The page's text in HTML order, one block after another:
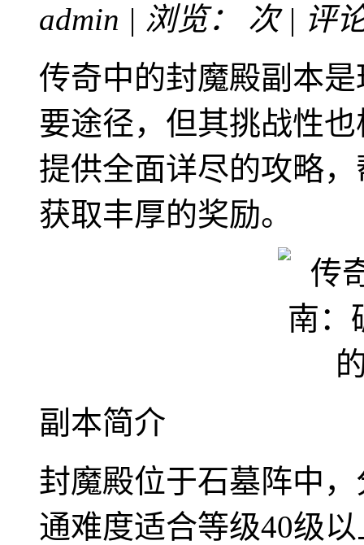
admin | 浏览：
次 | 评
传奇中的封魔殿副本
要途径，但其挑战性
提供全面详尽的攻略
获取丰厚的奖励。
副本简介
封魔殿位于石墓阵中
通难度适合等级40级